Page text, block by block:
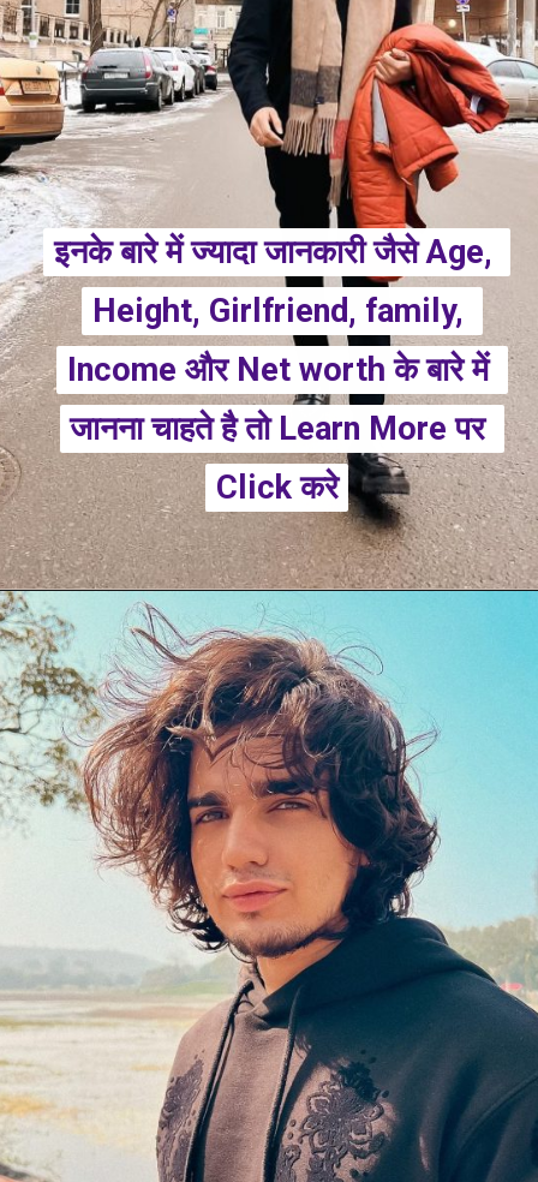
इनके बारे में ज्यादा जानकारी जैसे Age,
Height, Girlfriend, family,
Income और Net worth के बारे में
जानना चाहते है तो Learn More पर
Click करे
इनके बारे में ज्यादा जानकारी जैसे Age,
Height, Girlfriend, family,
Income और Net worth के बारे में
जानना चाहते है तो Learn More पर
Click करे
Openinghttps://mahivlogs.in/vishal-pandey/